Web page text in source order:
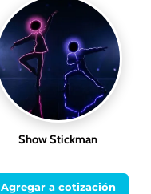
Show Stickman
Agregar a cotización